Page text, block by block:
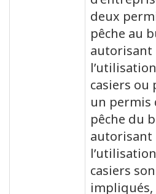
deux
pêche au
autorisant
casiers ou
un permis
pêche du
autorisant
casiers
impliqués,